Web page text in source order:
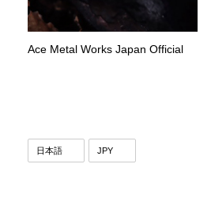
Ace Metal Works Japan Official